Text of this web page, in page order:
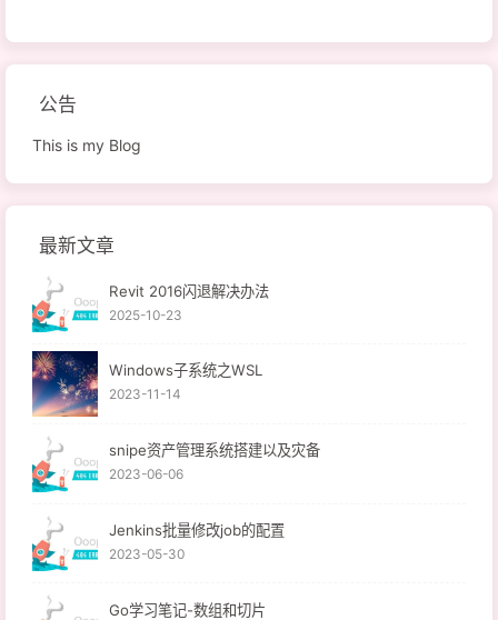
公告
This is my Blog
最新文章
Revit 2016闪退解决办法
2025-10-23
Windows子系统之WSL
2023-11-14
snipe资产管理系统搭建以及灾备
2023-06-06
Jenkins批量修改job的配置
2023-05-30
Go学习笔记-数组和切片